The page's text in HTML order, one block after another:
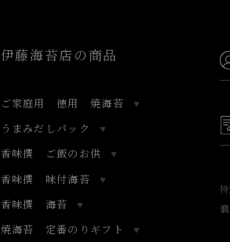
伊藤海苔店の商品
ご家庭用 徳用 焼海苔
うまみだしパック
香味撰 ご飯のお供
香味撰 味付海苔
香味撰 海苔
焼海苔 定番のりギフト